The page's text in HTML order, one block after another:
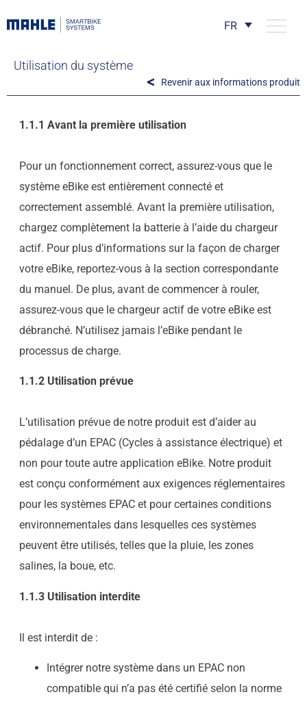
FR
Utilisation du système
Revenir aux informations produit
1.1.1 Avant la première utilisation
Pour un fonctionnement correct, assurez-vous que le
système eBike est entièrement connecté et
correctement assemblé. Avant la première utilisation,
chargez complètement la batterie à l’aide du chargeur
actif. Pour plus d’informations sur la façon de charger
votre eBike, reportez-vous à la section correspondante
du manuel. De plus, avant de commencer à rouler,
assurez-vous que le chargeur actif de votre eBike est
débranché. N’utilisez jamais l’eBike pendant le
processus de charge.
1.1.2 Utilisation prévue
L’utilisation prévue de notre produit est d’aider au
pédalage d’un EPAC (Cycles à assistance électrique) et
non pour toute autre application eBike. Notre produit
est conçu conformément aux exigences réglementaires
pour les systèmes EPAC et pour certaines conditions
environnementales dans lesquelles ces systèmes
peuvent être utilisés, telles que la pluie, les zones
salines, la boue, etc.
1.1.3 Utilisation interdite
Il est interdit de :
Intégrer notre système dans un EPAC non
compatible qui n’a pas été certifié selon la norme